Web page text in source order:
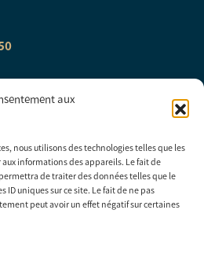
aux
nous utilisons des technologies telles que les
informations des appareils. Le fait de
de traiter des données telles que le
uniques sur ce site. Le fait de ne pas
peut avoir un effet négatif sur certaines